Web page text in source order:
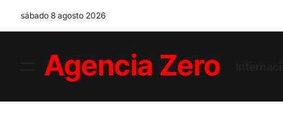
sábado 8 agosto 2026
Menu
Agencia